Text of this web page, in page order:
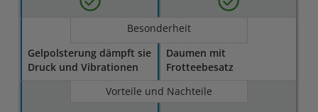
Besonderheit
Gelpolsterung dämpft sie
Druck und Vibrationen
Daumen mit
Frotteebesatz
Vorteile und Nachteile